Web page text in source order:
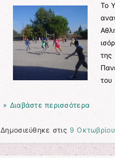
Το
του
» Διαβάστε περισσότερα
Δημοσιεύθηκε στις 9